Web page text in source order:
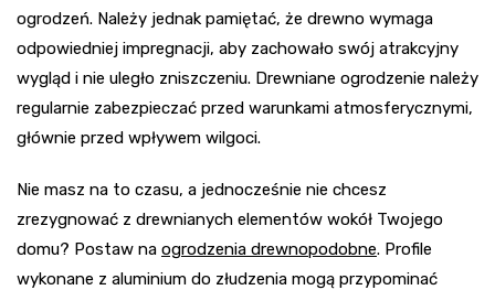
ogrodzeń. Należy jednak pamiętać, że drewno wymaga
odpowiedniej impregnacji, aby zachowało swój atrakcyjny
wygląd i nie uległo zniszczeniu. Drewniane ogrodzenie należy
regularnie zabezpieczać przed warunkami atmosferycznymi,
głównie przed wpływem wilgoci.
Nie masz na to czasu, a jednocześnie nie chcesz
zrezygnować z drewnianych elementów wokół Twojego
domu? Postaw na ogrodzenia drewnopodobne. Profile
wykonane z aluminium do złudzenia mogą przypominać